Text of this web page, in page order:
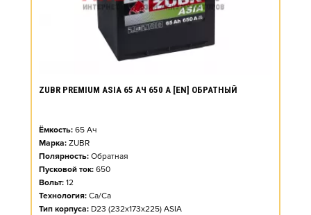
ZUBR PREMIUM ASIA 65 АЧ 650 А [EN] ОБРАТНЫЙ
Ёмкость: 65 Ач
Марка: ZUBR
Полярность: Обратная
Пусковой ток: 650
Вольт: 12
Технология: Ca/Ca
Тип корпуса: D23 (232x173x225) ASIA